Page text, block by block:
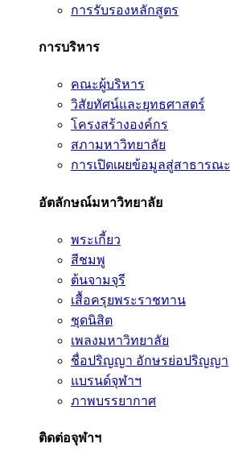
การรับรองหลักสูตร
การบริหาร
คณะผู้บริหาร
วิสัยทัศน์และยุทธศาสตร์
โครงสร้างองค์กร
สภามหาวิทยาลัย
การเปิดเผยข้อมูลสู่สาธารณะ
อัตลักษณ์มหาวิทยาลัย
พระเกี้ยว
สีชมพู
ต้นจามจุรี
เสื้อครุยพระราชทาน
ชุดนิสิต
เพลงมหาวิทยาลัย
ชื่อปริญญา อักษรย่อปริญญา
แบรนด์จุฬาฯ
ภาพบรรยากาศ
ติดต่อจุฬาฯ